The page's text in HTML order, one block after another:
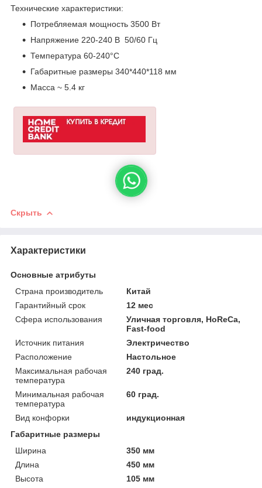
Технические характеристики:
Потребляемая мощность 3500 Вт
Напряжение 220-240 В 50/60 Гц
Температура 60-240°C
Габаритные размеры 340*440*118 мм
Масса ~ 5.4 кг
Скрыть
Характеристики
Основные атрибуты
Страна производитель
Китай
Гарантийный срок
12 мес
Сфера использования
Уличная торговля, HoReCa,
Fast-food
Источник питания
Электричество
Расположение
Настольное
Максимальная рабочая
температура
240 град.
Минимальная рабочая
температура
60 град.
Вид конфорки
индукционная
Габаритные размеры
Ширина
350 мм
Длина
450 мм
Высота
105 мм